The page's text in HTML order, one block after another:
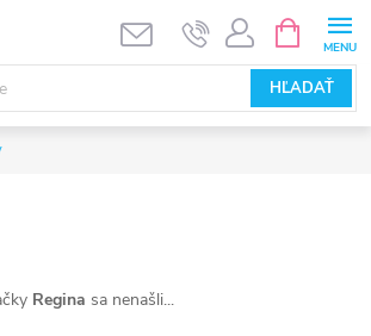
HĽADAŤ
KOŠÍK
Regina sa nenašli...